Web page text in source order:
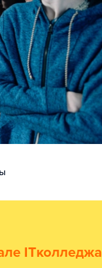
ITколледжа